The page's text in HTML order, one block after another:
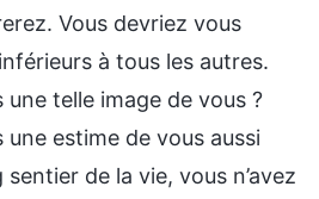
Vous devriez vous
à tous les autres.
telle image de vous ?
estime de vous aussi
de la vie, vous n’avez